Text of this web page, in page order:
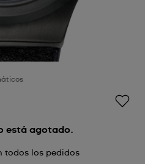
está agotado.
todos los pedidos